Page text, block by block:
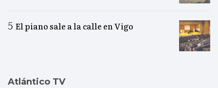
El piano sale a la calle en Vigo
Atlántico TV